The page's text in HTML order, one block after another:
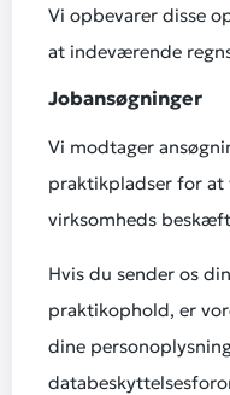
Vi opbevarer disse
at indeværende
Jobansøgninger
Vi modtager
praktikpladser for at
virksomheds
Hvis du sender os
praktikophold, er
dine